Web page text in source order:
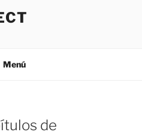
Menú
de